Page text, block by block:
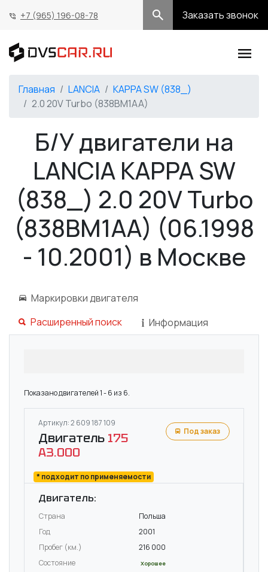
+7 (965) 196-08-78 Заказать звонок
Главная LANCIA
KAPPA SW (838_)
2.0 20V Turbo (838BM1AA)
Б/У двигатели на
LANCIA KAPPA SW
(838_) 2.0 20V Turbo
(838BM1AA) (06.1998
- 10.2001) в Москве
Маркировки двигателя
Расширенный поиск
Информация
Показано двигателей 1 - 6 из 6.
Артикул: 2 609 187 109
Двигатель 175
A3.000
* подходит по применяемости
Под заказ
Двигатель:
Страна
Польша
Год
2001
Пробег (км.)
216 000
Состояние
Хорошее